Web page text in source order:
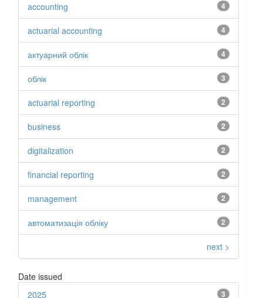
4
accounting
4
actuarial accounting
4
актуарний облік
3
облік
2
actuarial reporting
2
business
2
digitalization
2
financial reporting
2
management
2
автоматизація обліку
next >
Date issued
3
2025